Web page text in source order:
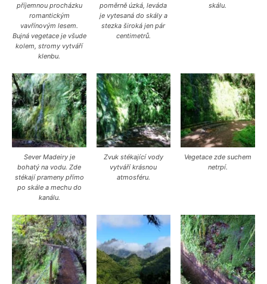
příjemnou procházku
romantickým
vavřínovým lesem.
Bujná vegetace je všude
kolem, stromy vytváří
klenbu.
poměrně úzká, leváda
je vytesaná do skály a
stezka široká jen pár
centimetrů.
skálu.
Sever Madeiry je
bohatý na vodu. Zde
stékají prameny přímo
po skále a mechu do
kanálu.
Zvuk stékající vody
vytváří krásnou
atmosféru.
Vegetace zde suchem
netrpí.